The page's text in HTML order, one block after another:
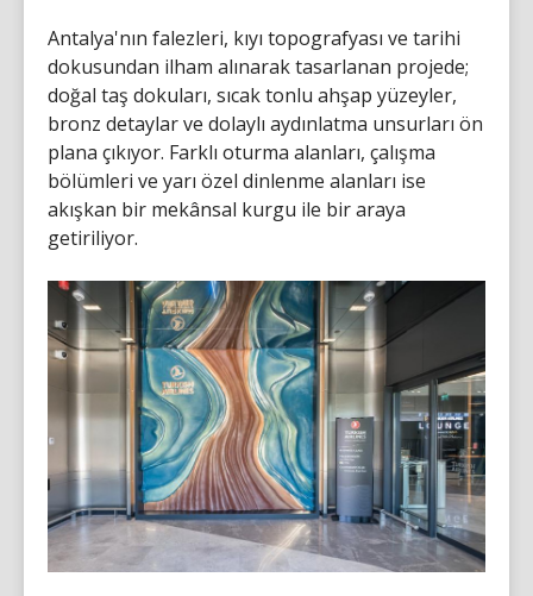
Antalya'nın falezleri, kıyı topografyası ve tarihi
dokusundan ilham alınarak tasarlanan projede;
doğal taş dokuları, sıcak tonlu ahşap yüzeyler,
bronz detaylar ve dolaylı aydınlatma unsurları ön
plana çıkıyor. Farklı oturma alanları, çalışma
bölümleri ve yarı özel dinlenme alanları ise
akışkan bir mekânsal kurgu ile bir araya
getiriliyor.